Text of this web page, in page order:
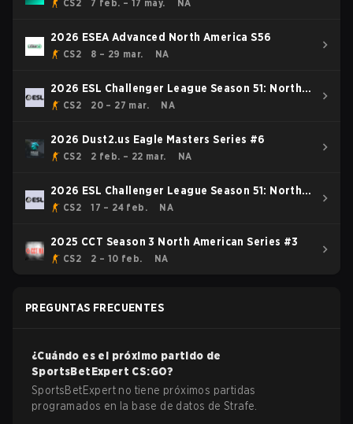
CS2 7 feb. – 17 may. NA
2026 ESEA Advanced North America S56
CS2 8 – 29 mar. NA
2026 ESL Challenger League Season 51: North
America - Cup #2
CS2 20 – 27 mar. NA
2026 Dust2.us Eagle Masters Series #6
CS2 2 feb. – 22 mar. NA
2026 ESL Challenger League Season 51: North
America - Cup #1
CS2 17 – 24 feb. NA
2025 CCT Season 3 North American Series #3
CS2 2 – 10 feb. NA
PREGUNTAS FRECUENTES
¿Cuándo es el próximo partido de
SportsBetExpert CS:GO?
SportsBetExpert no tiene próximos partidas
programados en la base de datos de Strafe.